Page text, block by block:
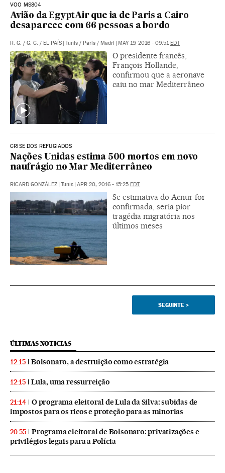
VOO MS804
Avião da EgyptAir que ia de Paris a Cairo
desaparece com 66 pessoas a bordo
R. G. / G. C. / EL PAÍS Tunis / Paris / Madri MAY 19, 2016 - 09:51 EDT
O presidente francês,
François Hollande,
confirmou que a aeronave
caiu no mar Mediterrâneo
CRISE DOS REFUGIADOS
Nações Unidas estima 500 mortos em novo
naufrágio no Mar Mediterrâneo
RICARD GONZÁLEZ Tunis APR 20, 2016 - 15:25 EDT
Se estimativa do Acnur for
confirmada, seria pior
tragédia migratória nos
últimos meses
SEGUINTE >
ÚLTIMAS NOTICIAS
12:15 Bolsonaro, a destruição como estratégia
12:15 Lula, uma ressurreição
21:14
O programa eleitoral de Lula da Silva: subidas de
impostos para os ricos e proteção para as minorias
20:55
Programa eleitoral de Bolsonaro: privatizações e
privilégios legais para a Polícia